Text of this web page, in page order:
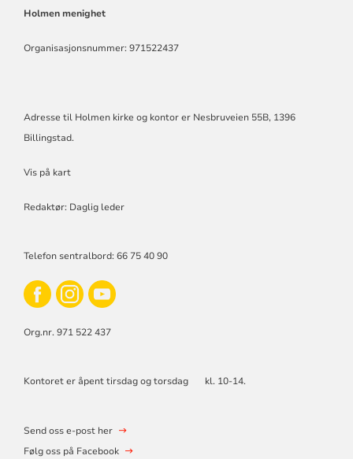
Holmen menighet
Organisasjonsnummer: 971522437
Adresse til Holmen kirke og kontor er Nesbruveien 55B, 1396
Billingstad.
Vis på kart
Redaktør: Daglig leder
Telefon sentralbord: 66 75 40 90
Org.nr. 971 522 437
Kontoret er åpent tirsdag og torsdag kl. 10-14.
Send oss e-post her
Følg oss på Facebook